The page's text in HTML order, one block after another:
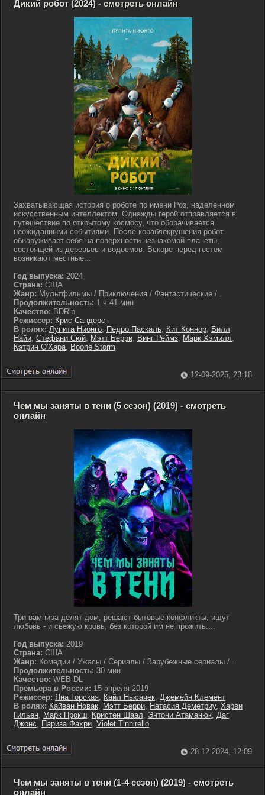
Дикий робот (2024) - смотреть онлайн
Захватывающая история о роботе по имени Роз, наделенном
искусственным интеллектом. Однажды герой отправляется в
путешествие по открытому космосу, что оборачивается
неожиданными событиями. После кораблекрушения робот
обнаруживает себя на поверхности незнакомой планеты,
состоящей из деревьев и водоемов. Вскоре перед гостем
возникают местные...
Год выпуска: 2024
Страна: США
Жанр: Мультфильмы / Приключения / Фантастические / .
Продолжительность: 1 ч 41 мин
Качество: BDRip
Режиссер: Крис Сандерс
В ролях: Лупита Нионго, Педро Паскаль, Кит Коннор, Билл
Найи, Стефани Сюй, Мэтт Берри, Винг Реймз, Марк Хэмилл,
Кэтрин О'Хара, Boone Storm
12-09-2025, 23:18
Чем мы заняты в тени (5 сезон) (2019) - смотреть
онлайн
Три вампира делят дом, решают бытовые конфликты, ищут
любовь - и свежую кровь, без которой им не прожить....
Год выпуска: 2019
Страна: США
Жанр: Комедии / Ужасы / Сериалы / Зарубежные сериалы / ..
Продолжительность: 30 мин
Качество: WEB-DL
Премьера в России: 15 апреля 2019
Режиссер: Яна Горская, Кайл Ньюачек, Джемейн Клемент
В ролях: Кайван Новак, Мэтт Берри, Натасия Деметриу, Харви
Гильен, Марк Прокш, Кристен Шаал, Энтони Атаманюк, Даг
Джонс, Париза Фахри, Violet Tinnirello
28-12-2024, 12:09
Чем мы заняты в тени (1-4 сезон) (2019) - смотреть
онлайн